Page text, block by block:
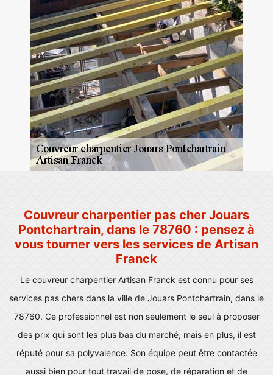
Couvreur charpentier pas cher Jouars
Pontchartrain, dans le 78760 : pensez à
vous tourner vers les services de Artisan
Franck
Le couvreur charpentier Artisan Franck est connu pour ses
services pas chers dans la ville de Jouars Pontchartrain, dans le
78760. Ce professionnel est non seulement le seul à proposer
des prix qui sont les plus bas du marché, mais en plus, il est
réputé pour sa polyvalence. Son équipe peut être contactée
aussi bien pour tout travail de pose, de réparation et de